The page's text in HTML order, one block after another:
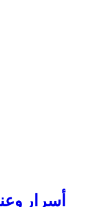
أسرار